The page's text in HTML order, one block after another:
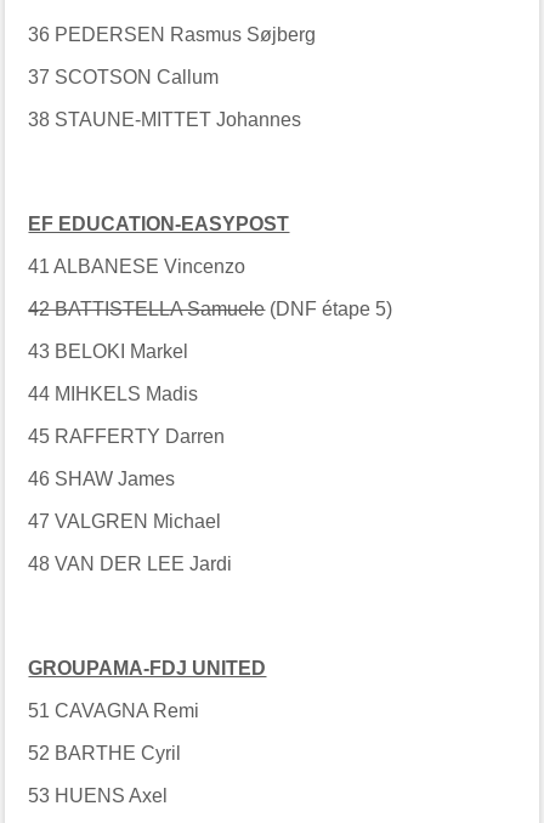
36 PEDERSEN Rasmus Søjberg
37 SCOTSON Callum
38 STAUNE-MITTET Johannes
EF EDUCATION-EASYPOST
41 ALBANESE Vincenzo
42 BATTISTELLA Samuele(DNF étape 5)
43 BELOKI Markel
44 MIHKELS Madis
45 RAFFERTY Darren
46 SHAW James
47 VALGREN Michael
48 VAN DER LEE Jardi
GROUPAMA-FDJ UNITED
51 CAVAGNA Remi
52 BARTHE Cyril
53 HUENS Axel